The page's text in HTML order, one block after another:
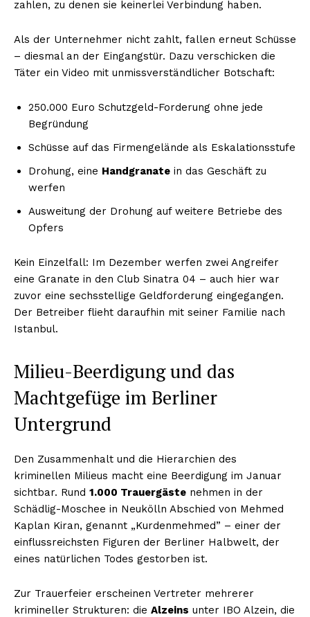
zahlen, zu denen sie keinerlei Verbindung haben.
Als der Unternehmer nicht zahlt, fallen erneut Schüsse
– diesmal an der Eingangstür. Dazu verschicken die
Täter ein Video mit unmissverständlicher Botschaft:
250.000 Euro Schutzgeld-Forderung ohne jede
Begründung
Schüsse auf das Firmengelände als Eskalationsstufe
Drohung, eine Handgranate in das Geschäft zu
werfen
Ausweitung der Drohung auf weitere Betriebe des
Opfers
Kein Einzelfall: Im Dezember werfen zwei Angreifer
eine Granate in den Club Sinatra 04 – auch hier war
zuvor eine sechsstellige Geldforderung eingegangen.
Der Betreiber flieht daraufhin mit seiner Familie nach
Istanbul.
Milieu-Beerdigung und das
Machtgefüge im Berliner
Untergrund
Den Zusammenhalt und die Hierarchien des
kriminellen Milieus macht eine Beerdigung im Januar
sichtbar. Rund 1.000 Trauergäste nehmen in der
Schädlig-Moschee in Neukölln Abschied von Mehmed
Kaplan Kiran, genannt „Kurdenmehmed” – einer der
einflussreichsten Figuren der Berliner Halbwelt, der
eines natürlichen Todes gestorben ist.
Zur Trauerfeier erscheinen Vertreter mehrerer
krimineller Strukturen: die Alzeins unter IBO Alzein, die